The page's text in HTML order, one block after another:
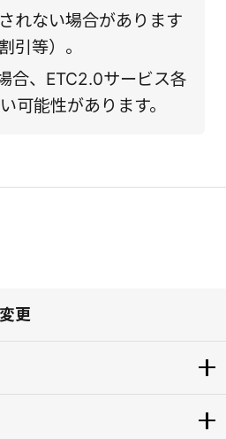
れない場合があります
引等）。
合、ETC2.0サービス各
可能性があります。
更